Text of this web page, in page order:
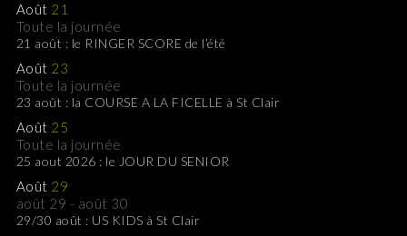
Août 21
Toute la journée
21 août : le RINGER SCORE de l’été
Août 23
Toute la journée
23 août : la COURSE A LA FICELLE à St Clair
Août 25
Toute la journée
25 aout 2026 : le JOUR DU SENIOR
Août 29
août 29 - août 30
29/30 août : US KIDS à St Clair